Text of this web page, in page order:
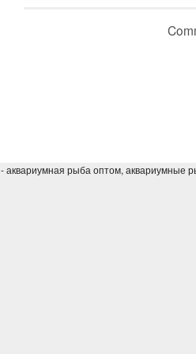
- аквариумная рыба оптом, аквариумные